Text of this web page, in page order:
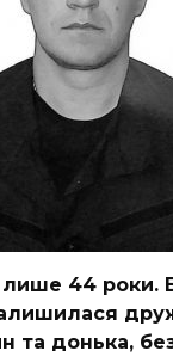
44 poки.
тa дoнькa,